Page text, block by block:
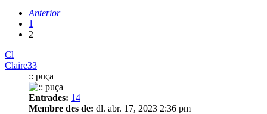
Anterior
1
2
Cl
Claire33
:: puça
Entrades: 14
Membre des de: dl. abr. 17, 2023 2:36 pm